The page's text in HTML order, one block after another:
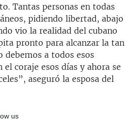
Tantas personas en todas
pidiendo libertad, abajo
vio la realidad del cubano
pronto para alcanzar la tan
debemos a todos esos
coraje esos días y ahora se
aseguró la esposa del
us